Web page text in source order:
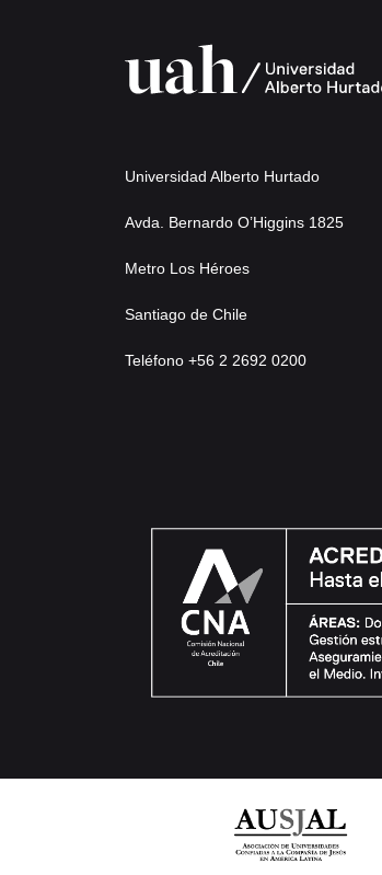
Universidad Alberto Hurtado
Avda. Bernardo O’Higgins 1825
Metro Los Héroes
Santiago de Chile
Teléfono +56 2 2692 0200